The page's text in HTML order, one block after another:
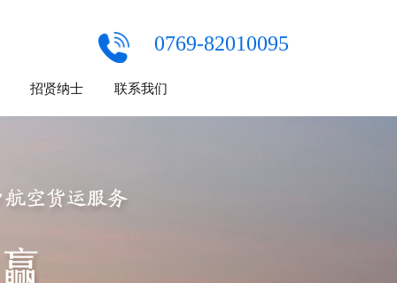
0769-82010095
招贤纳士 联系我们